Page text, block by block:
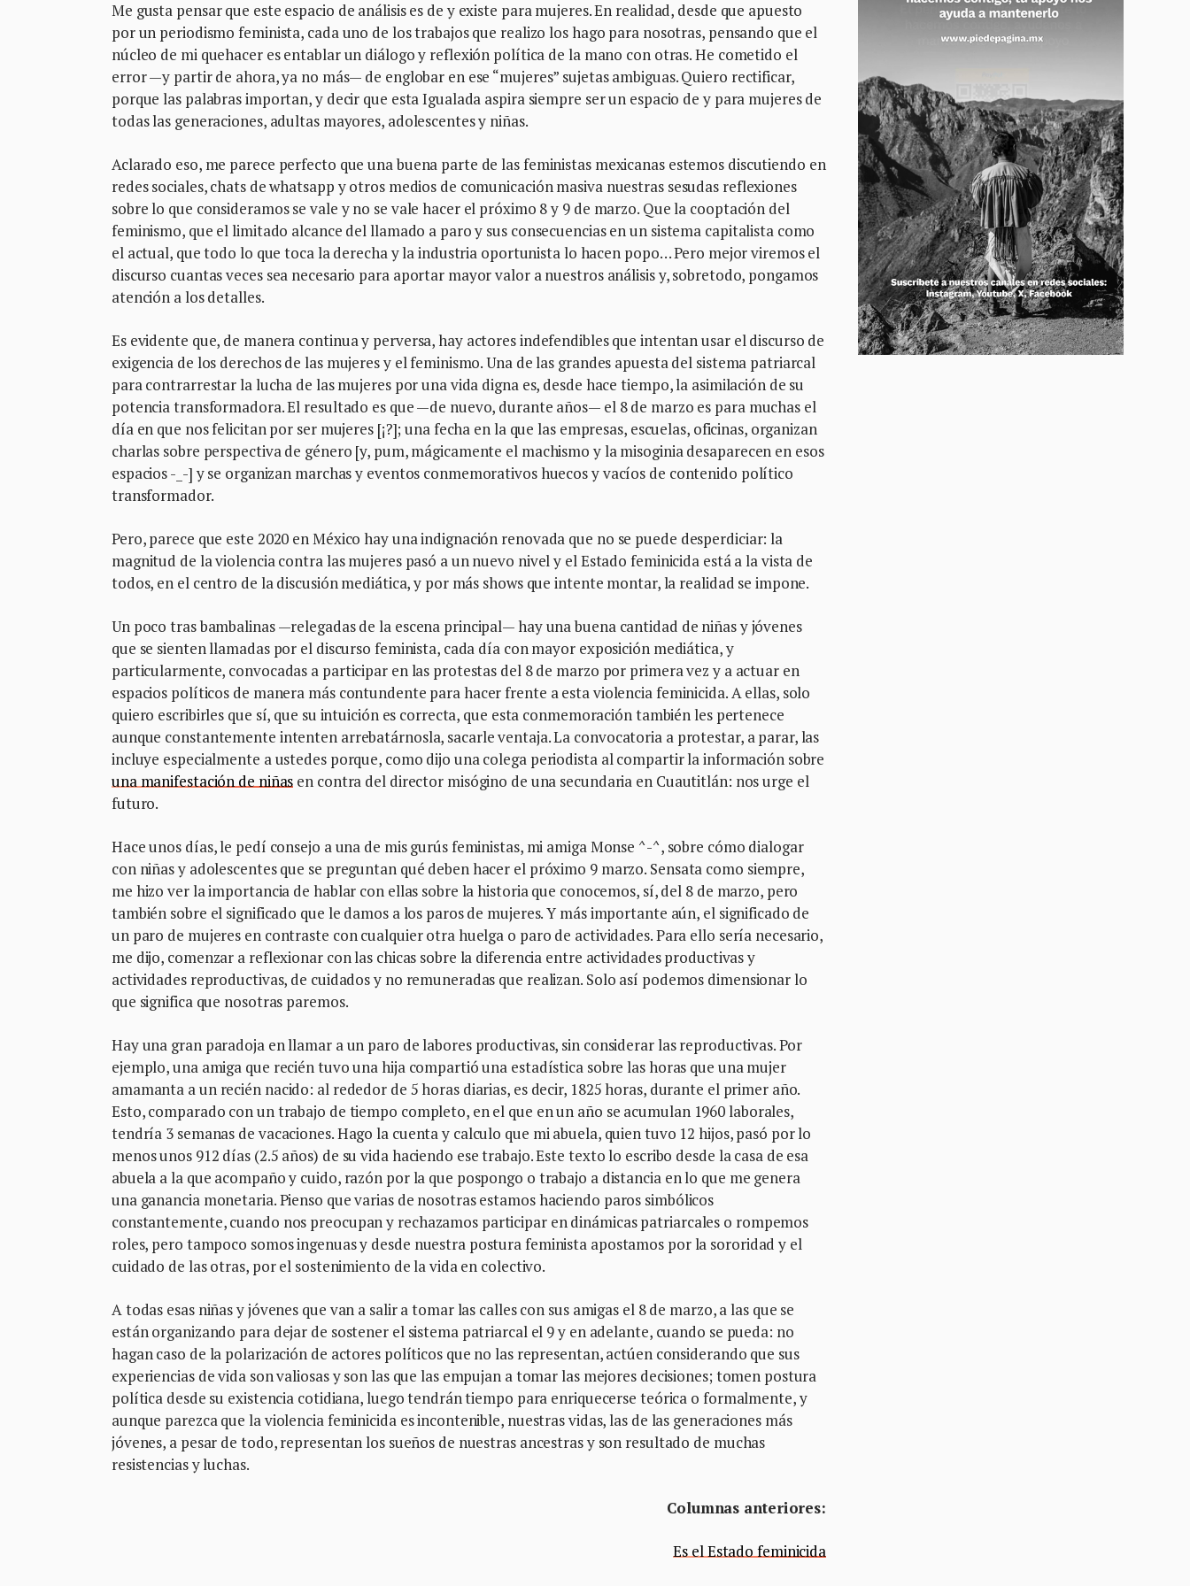
Me gusta pensar que este espacio de análisis es de y existe para mujeres. En realidad, desde que apuesto
por un periodismo feminista, cada uno de los trabajos que realizo los hago para nosotras, pensando que el
núcleo de mi quehacer es entablar un diálogo y reflexión política de la mano con otras. He cometido el
error —y partir de ahora, ya no más— de englobar en ese “mujeres” sujetas ambiguas. Quiero rectificar,
porque las palabras importan, y decir que esta Igualada aspira siempre ser un espacio de y para mujeres de
todas las generaciones, adultas mayores, adolescentes y niñas.
Aclarado eso, me parece perfecto que una buena parte de las feministas mexicanas estemos discutiendo en
redes sociales, chats de whatsapp y otros medios de comunicación masiva nuestras sesudas reflexiones
sobre lo que consideramos se vale y no se vale hacer el próximo 8 y 9 de marzo. Que la cooptación del
feminismo, que el limitado alcance del llamado a paro y sus consecuencias en un sistema capitalista como
el actual, que todo lo que toca la derecha y la industria oportunista lo hacen popo… Pero mejor viremos el
discurso cuantas veces sea necesario para aportar mayor valor a nuestros análisis y, sobretodo, pongamos
atención a los detalles.
Es evidente que, de manera continua y perversa, hay actores indefendibles que intentan usar el discurso de
exigencia de los derechos de las mujeres y el feminismo. Una de las grandes apuesta del sistema patriarcal
para contrarrestar la lucha de las mujeres por una vida digna es, desde hace tiempo, la asimilación de su
potencia transformadora. El resultado es que —de nuevo, durante años— el 8 de marzo es para muchas el
día en que nos felicitan por ser mujeres [¡?]; una fecha en la que las empresas, escuelas, oficinas, organizan
charlas sobre perspectiva de género [y, pum, mágicamente el machismo y la misoginia desaparecen en esos
espacios -_-] y se organizan marchas y eventos conmemorativos huecos y vacíos de contenido político
transformador.
Pero, parece que este 2020 en México hay una indignación renovada que no se puede desperdiciar: la
magnitud de la violencia contra las mujeres pasó a un nuevo nivel y el Estado feminicida está a la vista de
todos, en el centro de la discusión mediática, y por más shows que intente montar, la realidad se impone.
Un poco tras bambalinas —relegadas de la escena principal— hay una buena cantidad de niñas y jóvenes
que se sienten llamadas por el discurso feminista, cada día con mayor exposición mediática, y
particularmente, convocadas a participar en las protestas del 8 de marzo por primera vez y a actuar en
espacios políticos de manera más contundente para hacer frente a esta violencia feminicida. A ellas, solo
quiero escribirles que sí, que su intuición es correcta, que esta conmemoración también les pertenece
aunque constantemente intenten arrebatárnosla, sacarle ventaja. La convocatoria a protestar, a parar, las
incluye especialmente a ustedes porque, como dijo una colega periodista al compartir la información sobre
una manifestación de niñas en contra del director misógino de una secundaria en Cuautitlán: nos urge el
futuro.
Hace unos días, le pedí consejo a una de mis gurús feministas, mi amiga Monse ^-^, sobre cómo dialogar
con niñas y adolescentes que se preguntan qué deben hacer el próximo 9 marzo. Sensata como siempre,
me hizo ver la importancia de hablar con ellas sobre la historia que conocemos, sí, del 8 de marzo, pero
también sobre el significado que le damos a los paros de mujeres. Y más importante aún, el significado de
un paro de mujeres en contraste con cualquier otra huelga o paro de actividades. Para ello sería necesario,
me dijo, comenzar a reflexionar con las chicas sobre la diferencia entre actividades productivas y
actividades reproductivas, de cuidados y no remuneradas que realizan. Solo así podemos dimensionar lo
que significa que nosotras paremos.
Hay una gran paradoja en llamar a un paro de labores productivas, sin considerar las reproductivas. Por
ejemplo, una amiga que recién tuvo una hija compartió una estadística sobre las horas que una mujer
amamanta a un recién nacido: al rededor de 5 horas diarias, es decir, 1825 horas, durante el primer año.
Esto, comparado con un trabajo de tiempo completo, en el que en un año se acumulan 1960 laborales,
tendría 3 semanas de vacaciones. Hago la cuenta y calculo que mi abuela, quien tuvo 12 hijos, pasó por lo
menos unos 912 días (2.5 años) de su vida haciendo ese trabajo. Este texto lo escribo desde la casa de esa
abuela a la que acompaño y cuido, razón por la que pospongo o trabajo a distancia en lo que me genera
una ganancia monetaria. Pienso que varias de nosotras estamos haciendo paros simbólicos
constantemente, cuando nos preocupan y rechazamos participar en dinámicas patriarcales o rompemos
roles, pero tampoco somos ingenuas y desde nuestra postura feminista apostamos por la sororidad y el
cuidado de las otras, por el sostenimiento de la vida en colectivo.
A todas esas niñas y jóvenes que van a salir a tomar las calles con sus amigas el 8 de marzo, a las que se
están organizando para dejar de sostener el sistema patriarcal el 9 y en adelante, cuando se pueda: no
hagan caso de la polarización de actores políticos que no las representan, actúen considerando que sus
experiencias de vida son valiosas y son las que las empujan a tomar las mejores decisiones; tomen postura
política desde su existencia cotidiana, luego tendrán tiempo para enriquecerse teórica o formalmente, y
aunque parezca que la violencia feminicida es incontenible, nuestras vidas, las de las generaciones más
jóvenes, a pesar de todo, representan los sueños de nuestras ancestras y son resultado de muchas
resistencias y luchas.
Columnas anteriores:
Es el Estado feminicida